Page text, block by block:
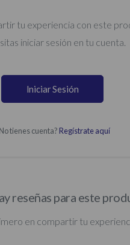
tu experiencia con este
iniciar sesión en tu cuenta.
Iniciar Sesión
tienes cuenta? Regístrate aquí
reseñas para este
en compartir tu